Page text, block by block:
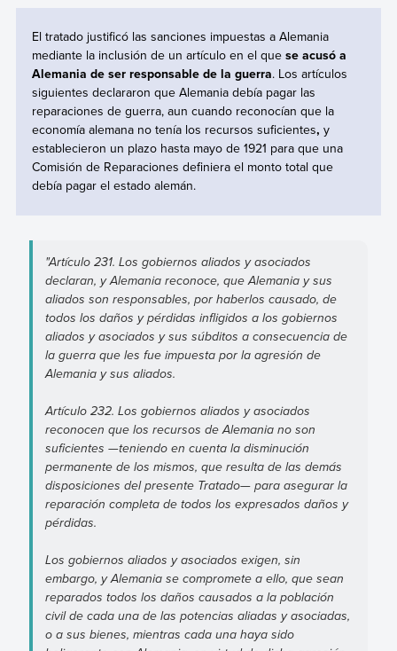
El tratado justificó las sanciones impuestas a Alemania
mediante la inclusión de un artículo en el que se acusó a
Alemania de ser responsable de la guerra. Los artículos
siguientes declararon que Alemania debía pagar las
reparaciones de guerra, aun cuando reconocían que la
economía alemana no tenía los recursos suficientes, y
establecieron un plazo hasta mayo de 1921 para que una
Comisión de Reparaciones definiera el monto total que
debía pagar el estado alemán.
"Artículo 231. Los gobiernos aliados y asociados
declaran, y Alemania reconoce, que Alemania y sus
aliados son responsables, por haberlos causado, de
todos los daños y pérdidas infligidos a los gobiernos
aliados y asociados y sus súbditos a consecuencia de
la guerra que les fue impuesta por la agresión de
Alemania y sus aliados.
Artículo 232. Los gobiernos aliados y asociados
reconocen que los recursos de Alemania no son
suficientes —teniendo en cuenta la disminución
permanente de los mismos, que resulta de las demás
disposiciones del presente Tratado— para asegurar la
reparación completa de todos los expresados daños y
pérdidas.
Los gobiernos aliados y asociados exigen, sin
embargo, y Alemania se compromete a ello, que sean
reparados todos los daños causados a la población
civil de cada una de las potencias aliadas y asociadas,
o a sus bienes, mientras cada una haya sido